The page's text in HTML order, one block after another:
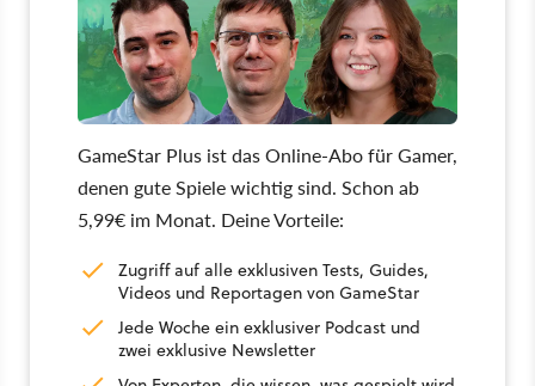
GameStar Plus ist das Online-Abo für Gamer,
denen gute Spiele wichtig sind. Schon ab
5,99€ im Monat. Deine Vorteile:
Zugriff auf alle exklusiven Tests, Guides,
Videos und Reportagen von GameStar
Jede Woche ein exklusiver Podcast und
zwei exklusive Newsletter